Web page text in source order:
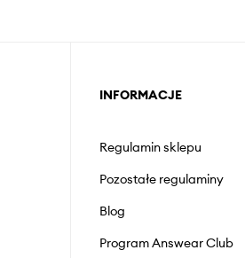
INFORMACJE
Regulamin sklepu
Pozostałe regulaminy
Blog
Program Answear Club